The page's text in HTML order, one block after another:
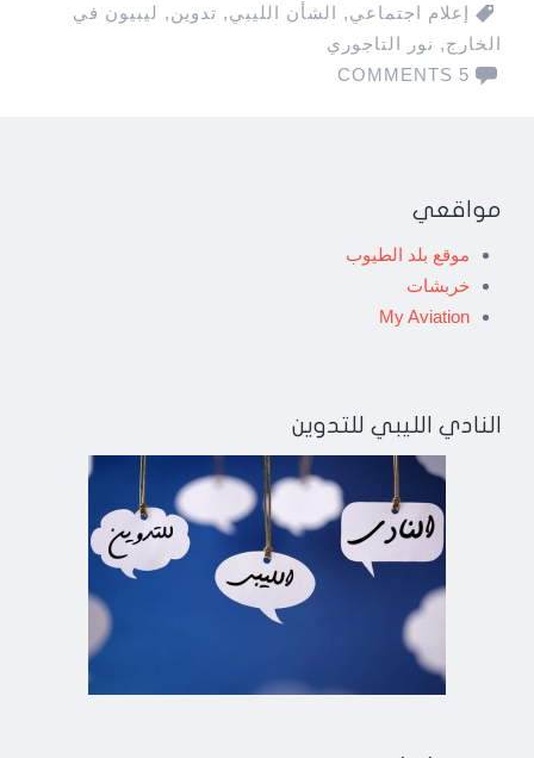
إعلام اجتماعي, الشأن الليبي, تدوين, ليبيون في
الخارج, نور التاجوري
5 COMMENTS
مواقعي
موقع بلد الطيوب
خربشات
My Aviation
النادي الليبي للتدوين